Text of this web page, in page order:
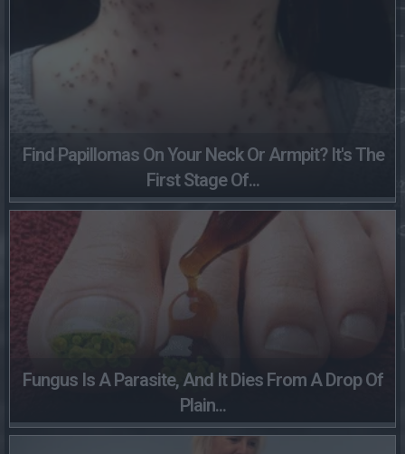
Find Papillomas On Your Neck Or Armpit? It's The
First Stage Of...
Fungus Is A Parasite, And It Dies From A Drop Of
Plain...